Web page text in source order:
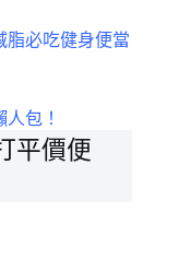
脂必吃健身便當
包！
平價便